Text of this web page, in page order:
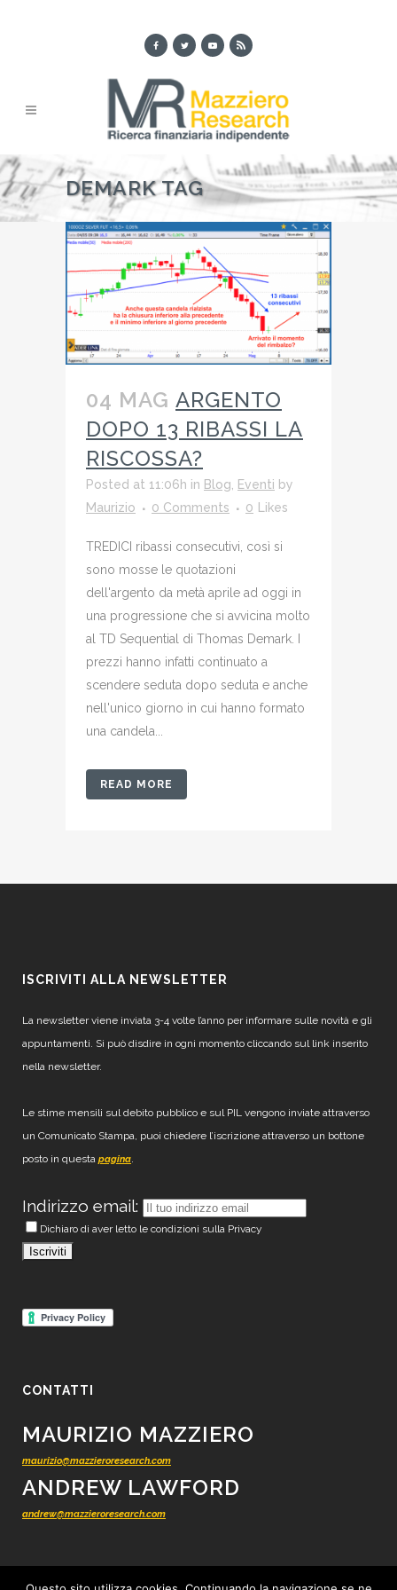
DEMARK TAG
04 MAG ARGENTO
DOPO 13 RIBASSI LA
RISCOSSA?
Posted at 11:06h in Blog Eventi by
Maurizio
0 Comments 0 Likes
TREDICI ribassi consecutivi, così si
sono mosse le quotazioni
dell'argento da metà aprile ad oggi in
una progressione che si avvicina molto
al TD Sequential di Thomas Demark. I
prezzi hanno infatti continuato a
scendere seduta dopo seduta e anche
nell'unico giorno in cui hanno formato
una candela...
READ MORE
ISCRIVITI ALLA NEWSLETTER
La newsletter viene inviata 3-4 volte l’anno per informare sulle novità e gli
appuntamenti. Si può disdire in ogni momento cliccando sul link inserito
nella newsletter.
Le stime mensili sul debito pubblico e sul PIL vengono inviate attraverso
un Comunicato Stampa, puoi chiedere l’iscrizione attraverso un bottone
posto in questa pagina.
Indirizzo email:
Dichiaro di aver letto le condizioni sulla Privacy
CONTATTI
MAURIZIO MAZZIERO
maurizio@mazzieroresearch.com
ANDREW LAWFORD
andrew@mazzieroresearch.com